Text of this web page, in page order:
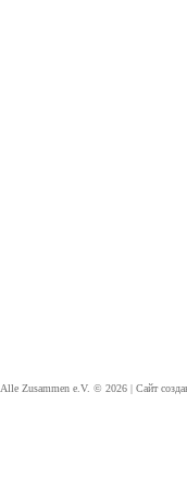
Alle Zusammen e.V. © 2026 | Сайт